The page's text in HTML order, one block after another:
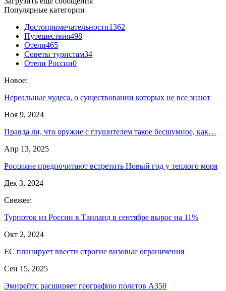
Популярные категории
Достопримечательности1362
Путешествия498
Отели465
Советы туристам34
Отели России0
Новое:
Hереальные чудеса, о существовании которых не все знают
Ноя 9, 2024
Правда ли, что оружие с глушителем такое бесшумное, как…
Апр 13, 2025
Россияне предпочитают встретить Новый год у теплого моря
Дек 3, 2024
Свежее:
Турпоток из России в Таиланд в сентябре вырос на 11%
Окт 2, 2024
ЕС планирует ввести строгие визовые ограничения
Сен 15, 2025
Эмирейтс расширяет географию полетов А350